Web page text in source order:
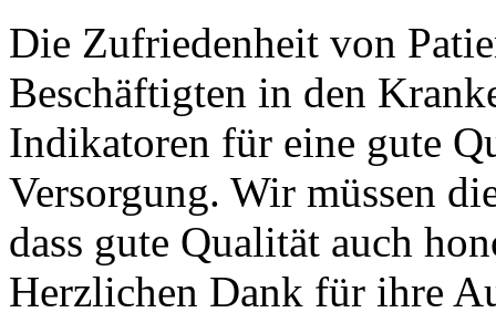
Die Zufriedenheit von
Beschäftigten in den
Indikatoren für eine gute
Versorgung. Wir müssen
dass gute Qualität auch
Herzlichen Dank für ihre